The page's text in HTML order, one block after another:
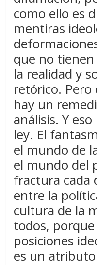
como ello es
mentiras
que no
la realidad y
retórico. Pero
hay un
análisis. Y
ley. El
el mundo de
el mundo del
fractura cada
entre la
cultura de la
todos,
posiciones
es un